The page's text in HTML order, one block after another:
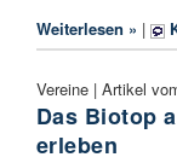
Weiterlesen » |
Vereine | Artikel
Das Biotop
erleben